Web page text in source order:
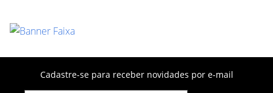
Cadastre-se para receber novidades por e-mail